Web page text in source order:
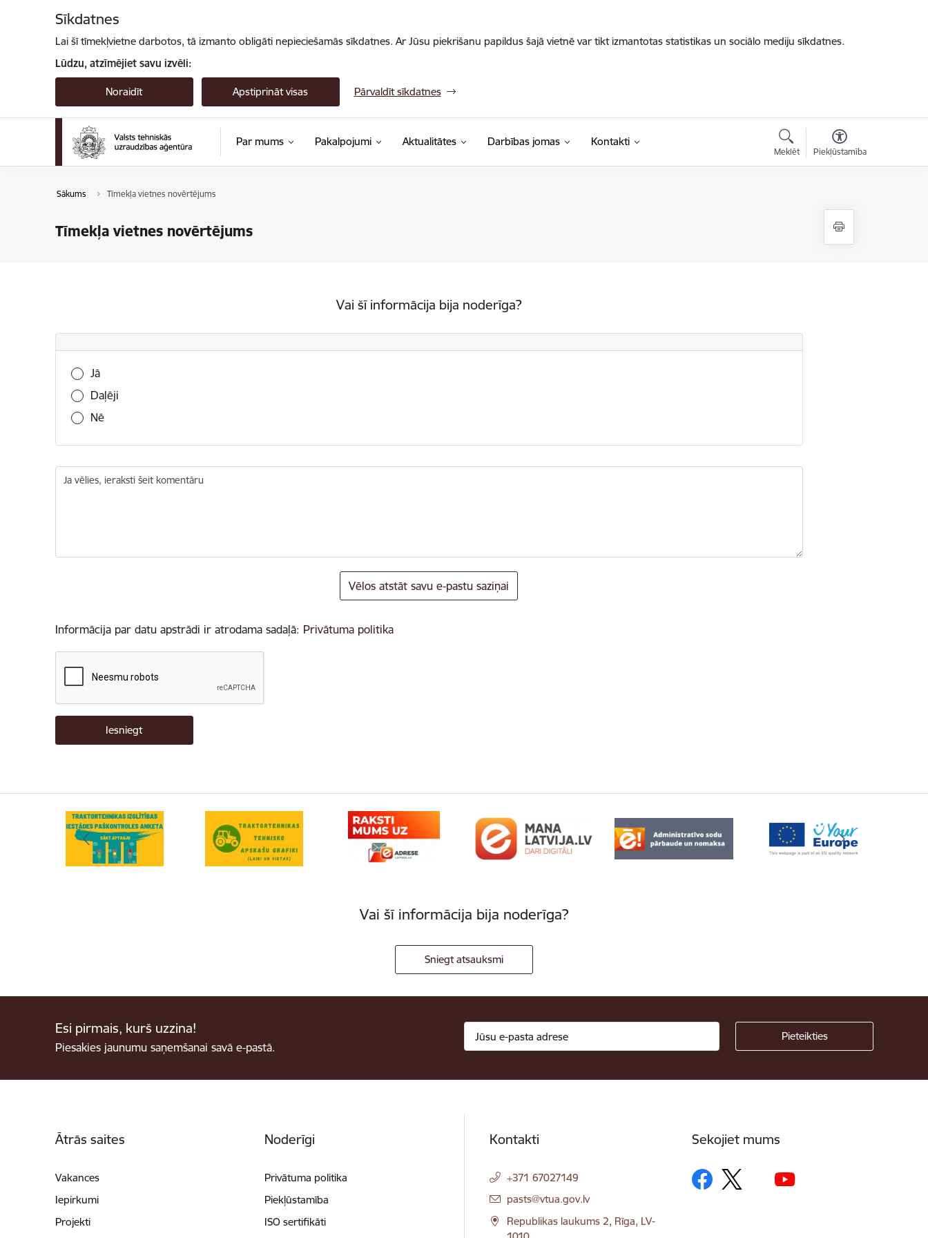
Sīkdatnes
Lai šī tīmekļvietne darbotos, tā izmanto obligāti nepieciešamās sīkdatnes. Ar Jūsu piekrišanu papildus šajā vietnē var tikt izmantotas statistikas un sociālo mediju sīkdatnes.
Lūdzu, atzīmējiet savu izvēli:
Noraidīt Apstiprināt visas Pārvaldīt sīkdatnes
Par mums Pakalpojumi Aktualitātes Darbības jomas Kontakti
Meklēt Piekļūstamība
Sākums Tīmekļa vietnes novērtējums
Tīmekļa vietnes novērtējums
Vai šī informācija bija noderīga?
Vai šī informācija bija noderīga?
Jā
Daļēji
Nē
Ja vēlies, ieraksti šeit komentāru
Vēlos atstāt savu e-pastu saziņai
Informācija par datu apstrādi ir atrodama sadaļā: Privātuma politika
Vai šī informācija bija noderīga?
Sniegt atsauksmi
Esi pirmais, kurš uzzina!
Piesakies jaunumu saņemšanai savā e-pastā.
Ātrās saites
Vakances
Iepirkumi
Projekti
Noderīgi
Privātuma politika
Piekļūstamība
ISO sertifikāti
Kontakti
+371 67027149
E-pasts:
pasts@vtua.gov.lv
Republikas laukums 2, Rīga, LV-
Sekojiet mums